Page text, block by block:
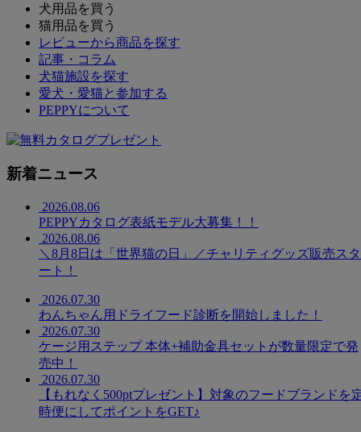
犬用品を買う
猫用品を買う
レビューから商品を探す
記事・コラム
犬猫施設を探す
愛犬・愛猫と参加する
PEPPYについて
新着ニュース
2026.08.06
PEPPYカタログ表紙モデル大募集！！
2026.08.06
＼8月8日は「世界猫の日」／チャリティグッズ販売スタ
ート！
2026.07.30
わんちゃん用ドライフード診断を開始しました！
2026.07.30
ケージ用ステップ 本体+補助金具セットが数量限定で発
売中！
2026.07.30
【もれなく500ptプレゼント】対象のフードブランドを
時便にしてポイントをGET♪